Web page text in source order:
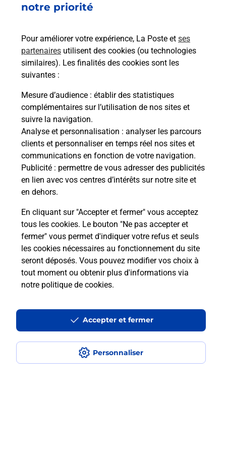
notre priorité
Pour améliorer votre expérience, La Poste et ses
partenaires utilisent des cookies (ou technologies
similaires). Les finalités des cookies sont les
suivantes :
Mesure d’audience : établir des statistiques
complémentaires sur l’utilisation de nos sites et
suivre la navigation.
Analyse et personnalisation : analyser les parcours
clients et personnaliser en temps réel nos sites et
communications en fonction de votre navigation.
Publicité : permettre de vous adresser des publicités
en lien avec vos centres d’intérêts sur notre site et
en dehors.
En cliquant sur "Accepter et fermer" vous acceptez
tous les cookies. Le bouton "Ne pas accepter et
fermer" vous permet d'indiquer votre refus et seuls
les cookies nécessaires au fonctionnement du site
seront déposés. Vous pouvez modifier vos choix à
tout moment ou obtenir plus d'informations via
notre politique de cookies.
Personnaliser
Accepter et fermer
Acheter un iPhone neuf ou reconditionné
Vous recherchez un smartphone pas cher proche
de chez vous ? Découvrez notre offre de
téléphones iPhone Apple dans vos bureaux de
Poste à FROSSAY (44320) !
En savoir plus
Questions fréquemment posées
Comment retourner un colis acheté
en ligne depuis votre boîte aux lettres
Comment envoyer un colis ou faire un
retour chez un e-commerçant sans se
déplacer ?
Envoyer un petit colis au meilleur